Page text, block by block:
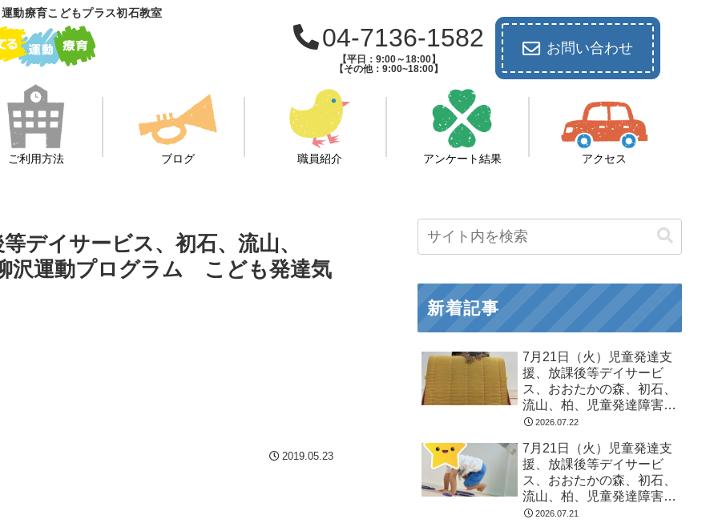
動療育こどもプラス初石教室
04-7136-1582
【平日：9:00～18:00】
【その他：9:00~18:00】
お問い合わせ
ご利用方法 ブログ 職員紹介 アンケート結果 アクセス
デイサービス、初石、流山、
運動プログラム こども発達気
2019.05.23
新着記事
7月21日（火）児童発達支
援、放課後等デイサービ
ス、おおたかの森、初石、
流山、柏、児童発達障害
運動療育 柳沢運動プログ
る 発達障害 放デイ 自
閉症 ADHD アスペルガ
ー症候
2026.07.22
7月21日（火）児童発達支
援、放課後等デイサービ
ス、おおたかの森、初石、
流山、柏、児童発達障害
運動療育 柳沢運動プログ
2026.07.21